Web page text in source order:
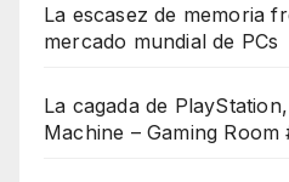
La escasez de memoria
mercado mundial de PCs
La cagada de
Machine – Gaming Room